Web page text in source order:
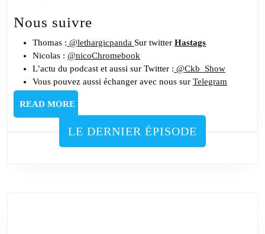
Nous suivre
Thomas : @lethargicpanda Sur twitter Hastags
Nicolas : @nicoChromebook
L’actu du podcast et aussi sur Twitter : @Ckb_Show
Vous pouvez aussi échanger avec nous sur Telegram
READ MOREREAD
MORE
LE DERNIER ÉPISODE